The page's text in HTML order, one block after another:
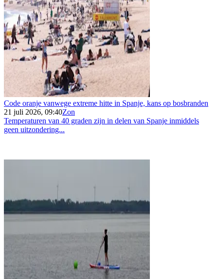
Code oranje vanwege extreme hitte in Spanje, kans op bosbranden
21 juli 2026, 09:40Zon
Temperaturen van 40 graden zijn in delen van Spanje inmiddels
geen uitzondering...